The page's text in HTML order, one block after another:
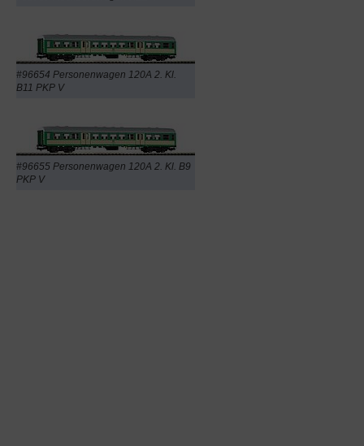
#96654 Personenwagen 120A 2. Kl.
B11 PKP V
#96655 Personenwagen 120A 2. Kl. B9
PKP V